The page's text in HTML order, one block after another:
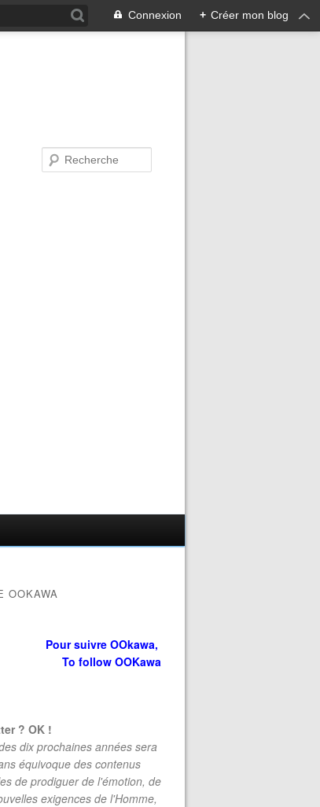
Connexion + Créer mon blog
OOKAWA
Pour suivre OOkawa,
To follow OOKawa
? OK !
dix prochaines années sera
équivoque des contenus
de prodiguer de l'émotion, de
exigences de l'Homme,